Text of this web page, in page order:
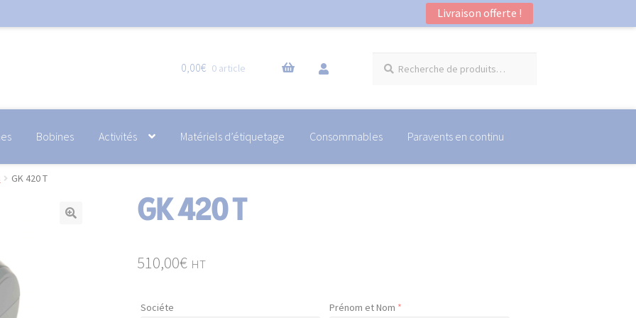
Livraison offerte !
pour :
0,00€ 0 article
Bobines Activités Matériels d’étiquetage Consommables Paravents en continu
GK 420 T
GK 420 T
510,00€ HT
Sociéte Prénom et Nom *